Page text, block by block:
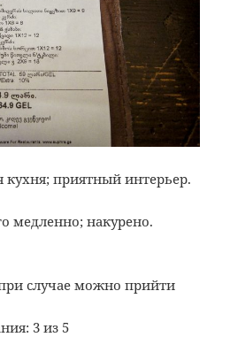
кухня; приятный интерьер.
медленно; накурено.
случае можно прийти
3 из 5